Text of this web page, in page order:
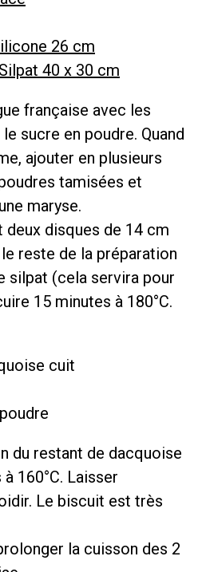
26 cm
40 x 30 cm
française avec les
sucre en poudre. Quand
ajouter en plusieurs
tamisées et
maryse.
deux disques de 14 cm
reste de la préparation
silpat (cela servira pour
15 minutes à 180°C.
cuit
du restant de dacquoise
160°C. Laisser
Le biscuit est très
la cuisson des 2